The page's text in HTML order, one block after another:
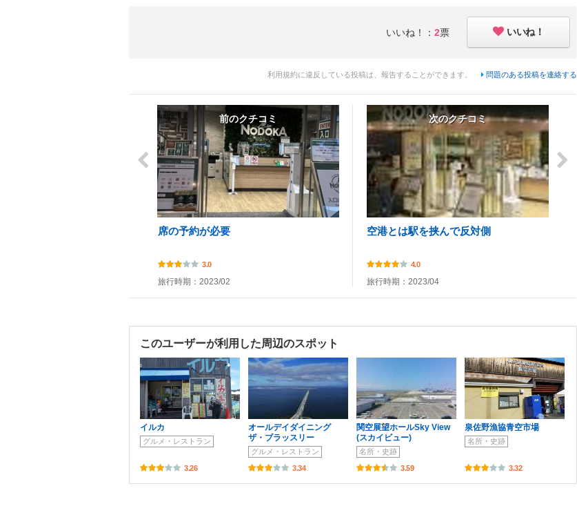
いいね！： 2票 いいね！
利用規約に違反している投稿は、報告することができます。 問題のある投稿を連絡する
前のクチコミ
席の予約が必要
3.0
旅行時期：2023/02
次のクチコミ
空港とは駅を挟んで反対側
4.0
旅行時期：2023/04
このユーザーが利用した周辺のスポット
イルカ
グルメ・レストラン
3.26
オールデイダイニング
ザ・ブラッスリー
グルメ・レストラン
3.34
関空展望ホールSky View
(スカイビュー)
名所・史跡
3.59
泉佐野漁協青空市場
名所・史跡
3.32